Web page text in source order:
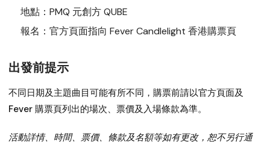
地點： PMQ 元創方 QUBE
報名： 官方頁面指向 Fever Candlelight 香港購票頁
出發前提示
不同日期及主題曲目可能有所不同，購票前請以官方頁面及
Fever 購票頁列出的場次、票價及入場條款為準。
活動詳情、時間、票價、條款及名額等如有更改，恕不另行通